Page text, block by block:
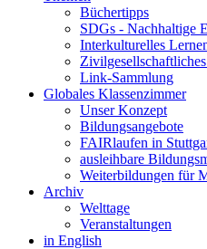
Büchertipps
SDGs - Nachhaltige
Interkulturelles
Link-Sammlung
Globales Klassenzimmer
Unser Konzept
Bildungsangebote
FAIRlaufen in
ausleihbare
Weiterbildungen für
Archiv
Welttage
Veranstaltungen
in English